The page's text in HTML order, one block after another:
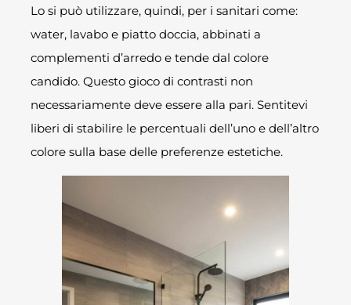
Lo si può utilizzare, quindi, per i sanitari come:
water, lavabo e piatto doccia, abbinati a
complementi d’arredo e tende dal colore
candido. Questo gioco di contrasti non
necessariamente deve essere alla pari. Sentitevi
liberi di stabilire le percentuali dell’uno e dell’altro
colore sulla base delle preferenze estetiche.